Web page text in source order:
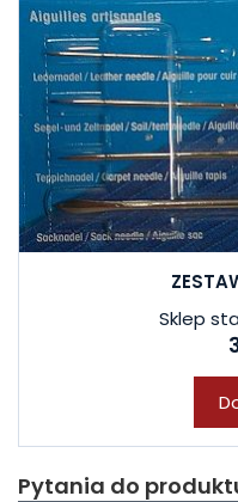
Sklep
Pytania do